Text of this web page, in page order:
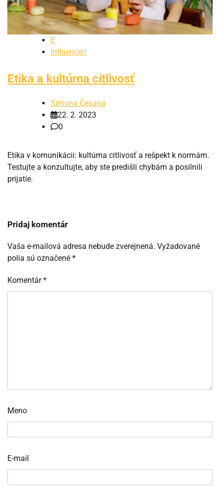
E
Influenceri
Etika a kultúrna citlivosť
Simona Česaná
22. 2. 2023
0
Etika v komunikácii: kultúrna citlivosť a rešpekt k normám.
Testujte a konzultujte, aby ste predišli chybám a posilnili
prijatie.
Pridaj komentár
Vaša e-mailová adresa nebude zverejnená. Vyžadované
polia sú označené *
Komentár*
Meno
E-mail